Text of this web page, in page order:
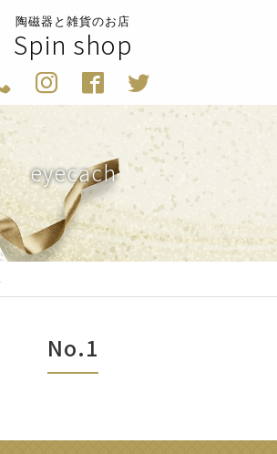
陶磁器と雑貨のお店
Spin shop
eyecach
No.1